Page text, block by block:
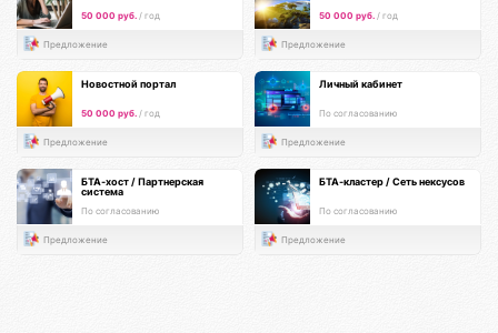
50 000 руб. / год
Предложение
50 000 руб. / год
Предложение
Новостной портал
50 000 руб. / год
Предложение
Личный кабинет
По согласованию
Предложение
БТА-хост / Партнерская
система
По согласованию
Предложение
БТА-кластер / Сеть нексусов
По согласованию
Предложение